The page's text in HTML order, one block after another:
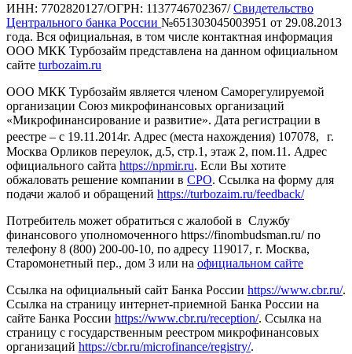
ИНН: 7702820127/ОГРН: 1137746702367/Свидетельство
Центрального банка России №651303045003951 от 29.08.2013
года. Вся официальная, в том числе контактная информация
ООО МКК Турбозайм представлена на данном официальном
сайте turbozaim.ru
ООО МКК Турбозайм является членом Саморегулируемой
организации Союз микрофинансовых организаций
«Микрофинансирование и развитие». Дата регистрации в
реестре – с 19.11.2014г. Адрес (места нахождения) 107078, г.
Москва Орликов переулок, д.5, стр.1, этаж 2, пом.11. Адрес
официального сайта https://npmir.ru. Если Вы хотите
обжаловать решение компании в СРО. Ссылка на форму для
подачи жалоб и обращений https://turbozaim.ru/feedback/
Потребитель может обратиться с жалобой в Службу
финансового уполномоченного https://finombudsman.ru/ по
телефону 8 (800) 200-00-10, по адресу 119017, г. Москва,
Старомонетный пер., дом 3 или на официальном сайте
Ссылка на официальный сайт Банка России https://www.cbr.ru/.
Ссылка на страницу интернет-приемной Банка России на
сайте Банка России https://www.cbr.ru/reception/. Ссылка на
страницу с государственным реестром микрофинансовых
организаций https://cbr.ru/microfinance/registry/.